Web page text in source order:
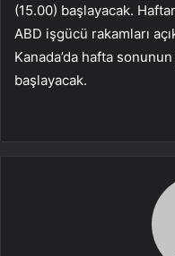
(15.00) başlayacak.
ABD işgücü rakamları
Kanada’da hafta
başlayacak.